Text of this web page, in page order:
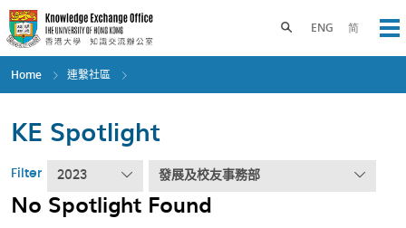
Skip
to
main
content
ENG 简
Toggle search panel
Home 連繫社區
KE Spotlight
Filter 2023 發展及校友事務部
No Spotlight Found